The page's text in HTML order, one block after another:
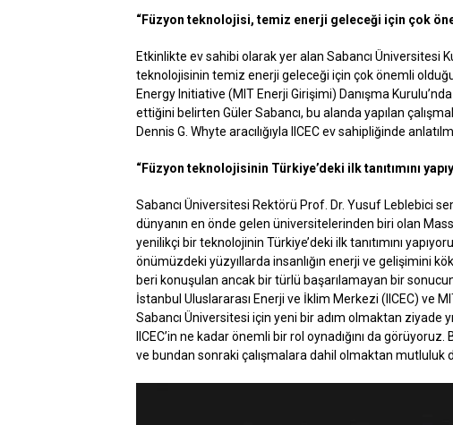
“Füzyon teknolojisi, temiz enerji geleceği için çok
Etkinlikte ev sahibi olarak yer alan Sabancı Üniversitesi
teknolojisinin temiz enerji geleceği için çok önemli
Energy Initiative (MIT Enerji Girişimi) Danışma
ettiğini belirten Güler Sabancı, bu alanda yapılan
Dennis G. Whyte aracılığıyla IICEC ev sahipliğinde
“Füzyon teknolojisinin Türkiye’deki ilk tanıtımını
Sabancı Üniversitesi Rektörü Prof. Dr. Yusuf Leblebici
dünyanın en önde gelen üniversitelerinden biri olan
yenilikçi bir teknolojinin Türkiye’deki ilk tanıtımını
önümüzdeki yüzyıllarda insanlığın enerji ve gelişimini
beri konuşulan ancak bir türlü başarılamayan bir
İstanbul Uluslararası Enerji ve İklim Merkezi (IICEC) ve
Sabancı Üniversitesi için yeni bir adım olmaktan ziyade
IICEC’in ne kadar önemli bir rol oynadığını da
ve bundan sonraki çalışmalara dahil olmaktan mutluluk